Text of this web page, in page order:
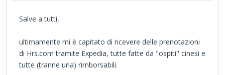
Salve a tutti,
ultimamente mi è capitato di ricevere delle prenotazioni
di Hrs.com tramite Expedia, tutte fatte da "ospiti" cinesi e
tutte (tranne una) rimborsabili.